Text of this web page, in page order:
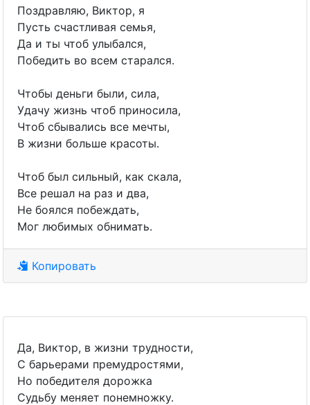
Поздравляю, Виктор, я
Пусть счастливая семья,
Да и ты чтоб улыбался,
Победить во всем старался.
Чтобы деньги были, сила,
Удачу жизнь чтоб приносила,
Чтоб сбывались все мечты,
В жизни больше красоты.
Чтоб был сильный, как скала,
Все решал на раз и два,
Не боялся побеждать,
Мог любимых обнимать.
Копировать
Да, Виктор, в жизни трудности,
С барьерами премудростями,
Но победителя дорожка
Судьбу меняет понемножку.